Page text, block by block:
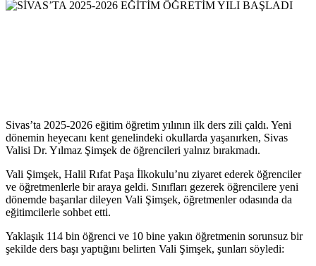
Sivas’ta 2025-2026 eğitim öğretim yılının ilk ders zili çaldı. Yeni
dönemin heyecanı kent genelindeki okullarda yaşanırken, Sivas
Valisi Dr. Yılmaz Şimşek de öğrencileri yalnız bırakmadı.
Vali Şimşek, Halil Rıfat Paşa İlkokulu’nu ziyaret ederek öğrenciler
ve öğretmenlerle bir araya geldi. Sınıfları gezerek öğrencilere yeni
dönemde başarılar dileyen Vali Şimşek, öğretmenler odasında da
eğitimcilerle sohbet etti.
Yaklaşık 114 bin öğrenci ve 10 bine yakın öğretmenin sorunsuz bir
şekilde ders başı yaptığını belirten Vali Şimşek, şunları söyledi: